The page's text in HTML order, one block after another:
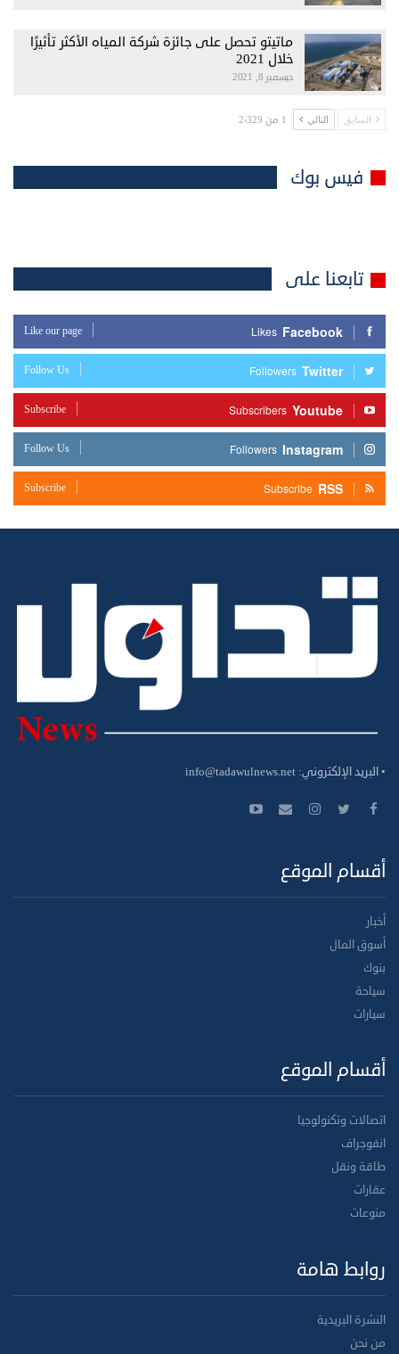
ماتيتو تحصل على جائزة شركة المياه الأكثر تأثيرًا
خلال 2021
ديسمبر 8, 2021
السابق التالي 1 من 2٬329
فيس بوك
تابعنا على
Facebook
Likes
Like our page
Twitter
Followers
Follow Us
Youtube
Subscribers
Subscribe
Instagram
Followers
Follow Us
RSS
Subscribe
Subscribe
• البريد الإلكتروني: info@tadawulnews.net
أقسام الموقع
أخبار
أسوق المال
بنوك
سياحة
سيارات
أقسام الموقع
اتصالات وتكنولوجيا
انفوجراف
طاقة ونقل
عقارات
منوعات
روابط هامة
النشرة البريدية
من نحن